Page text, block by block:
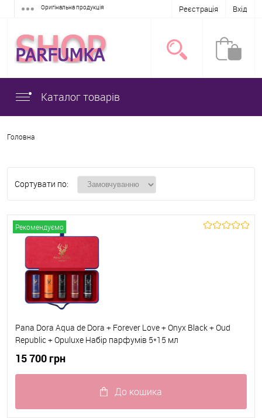
Оригінальна продукція Реєстрація Вхід
Каталог товарів
Головна
Сортувати по:
Рекомендуємо
Pana Dora Aqua de Dora + Forever Love + Onyx Black + Oud
Republic + Opuluxe Набір парфумів 5*15 мл
15 700 грн
До кошика